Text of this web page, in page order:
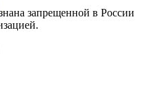
запрещенной в России